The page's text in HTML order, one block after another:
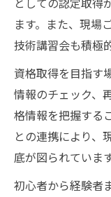
ます。また、現場
技術講習会も積極
資格取得を目指す
情報のチェック、
格情報を把握する
との連携により、
底が図られています
初心者から経験者